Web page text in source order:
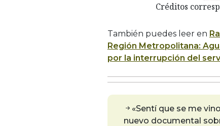
Créditos
También puedes leer en
Región Metropolitana:
por la interrupción del
«Sentí que se me
nuevo documental